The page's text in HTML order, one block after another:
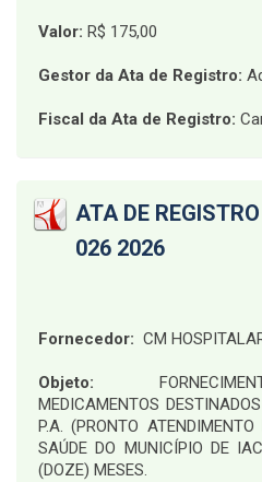
Valor: R$ 175,00
Gestor da Ata de Registro:
Fiscal da Ata de Registro:
ATA DE
026 2026
Fornecedor: CM
Objeto:
MEDICAMENTOS
P.A. (PRONTO
SAÚDE DO MUNICÍPIO DE
(DOZE) MESES.